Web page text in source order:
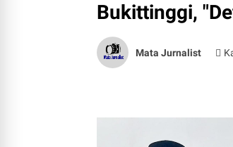
Bukittinggi,
Mata Jurnalist